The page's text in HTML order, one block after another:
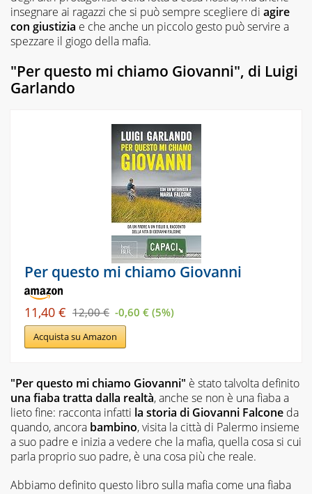
insegnare ai ragazzi che si può sempre scegliere di agire
con giustizia e che anche un piccolo gesto può servire a
spezzare il giogo della mafia.
"Per questo mi chiamo Giovanni", di Luigi
Garlando
Per questo mi chiamo Giovanni
11,40 € 12,00 € -0,60 € (5%)
Acquista su Amazon
"Per questo mi chiamo Giovanni" è stato talvolta definito
una fiaba tratta dalla realtà, anche se non è una fiaba a
lieto fine: racconta infatti la storia di Giovanni Falcone da
quando, ancora bambino, visita la città di Palermo insieme
a suo padre e inizia a vedere che la mafia, quella cosa si cui
parla proprio suo padre, è una cosa più che reale.
Abbiamo definito questo libro sulla mafia come una fiaba